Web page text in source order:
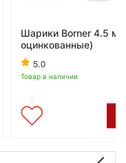
Шарики Borner 4.5
оцинкованные)
5.0
Товар в наличии